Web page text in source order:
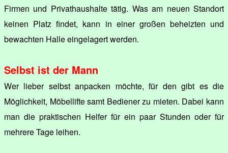
Firmen und Privathaushalte tätig. Was am neuen Standort
keinen Platz findet, kann in einer großen beheizten und
bewachten Halle eingelagert werden.
Selbst ist der Mann
Wer lieber selbst anpacken möchte, für den gibt es die
Möglichkeit, Möbellifte samt Bediener zu mieten. Dabei kann
man die praktischen Helfer für ein paar Stunden oder für
mehrere Tage leihen.